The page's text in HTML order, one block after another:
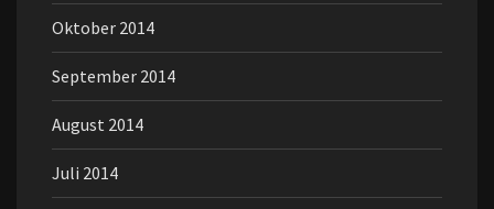
Oktober 2014
September 2014
August 2014
Juli 2014